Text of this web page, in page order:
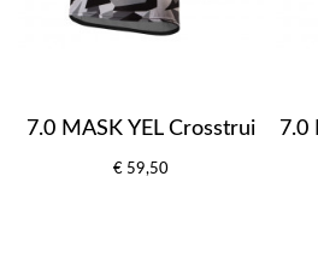
7.0 MASK YEL Crosstrui
€ 59,50
7.0